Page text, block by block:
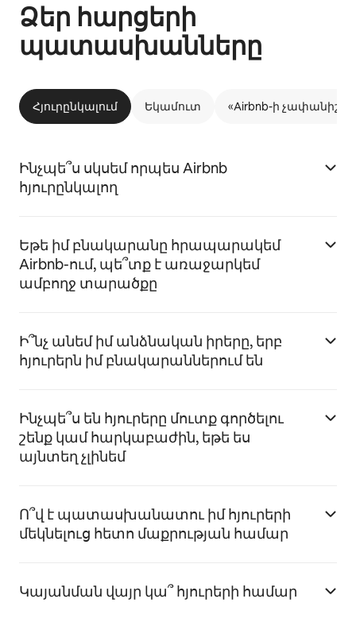
Ձեր հարցերի
պատասխանները
Հյուրընկալում Եկամուտ «Airbnb-ի
Ինչպե՞ս սկսեմ որպես Airbnb
հյուրընկալող
Եթե իմ բնակարանը հրապարակեմ
Airbnb-ում, պե՞տք է առաջարկեմ
ամբողջ տարածքը
Ի՞նչ անեմ իմ անձնական իրերը, երբ
հյուրերն իմ բնակարաններում են
Ինչպե՞ս են հյուրերը մուտք գործելու
շենք կամ հարկաբաժին, եթե ես
այնտեղ չլինեմ
Ո՞վ է պատասխանատու իմ հյուրերի
մեկնելուց հետո մաքրության համար
Կայանման վայր կա՞ հյուրերի համար